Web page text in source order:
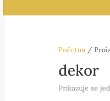
Početna/
dekor
Prikazuje se